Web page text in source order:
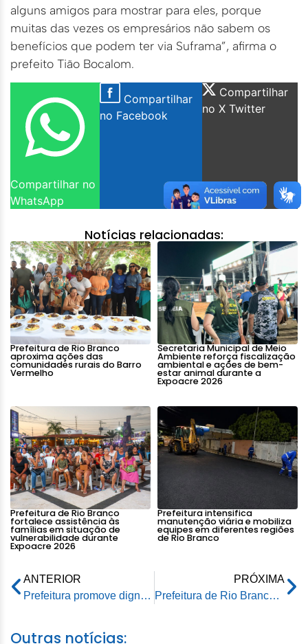
alguns amigos para mostrar para eles, porque
muitas das vezes os empresários não sabem os
benefícios que podem ter via Suframa”, afirma o
prefeito Tião Bocalom.
Compartilhar no
WhatsApp
Compartilhar
no Facebook
Compartilhar
no X Twitter
Notícias relacionadas:
Prefeitura de Rio Branco
aproxima ações das
comunidades rurais do Barro
Vermelho
Secretaria Municipal de Meio
Ambiente reforça fiscalização
ambiental e ações de bem-
estar animal durante a
Expoacre 2026
Prefeitura de Rio Branco
fortalece assistência às
famílias em situação de
vulnerabilidade durante
Expoacre 2026
Prefeitura intensifica
manutenção viária e mobiliza
equipes em diferentes regiões
de Rio Branco
ANTERIOR
Prefeitura promove dignidade e qualidade de vida a idosos de grupo da rede de assistência do Município
PRÓXIMA
Prefeitura de Rio Branco dá boas-vindas a 74 novos profissionais de saúde
Outras notícias: